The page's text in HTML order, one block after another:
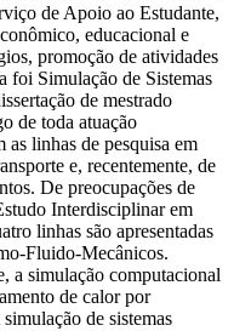
de Apoio ao Estudante,
educacional e
promoção de atividades
foi Simulação de Sistemas
de mestrado
de toda atuação
linhas de pesquisa em
e, recentemente, de
De preocupações de
Interdisciplinar em
linhas são apresentadas
Fluido-Mecânicos.
a simulação computacional
de calor por
de sistemas